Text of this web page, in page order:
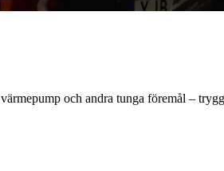
och andra tunga föremål –